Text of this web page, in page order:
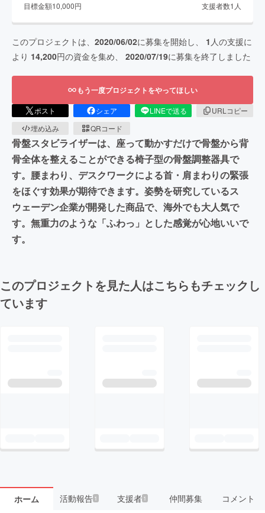
目標金額10,000円 支援者数1 人
このプロジェクトは、 2020/06/02に募集を開始し、 1 人の支援に
より 14,200円の資金を集め、 2020/07/19に募集を終了しました
もう一度プロジェクトをやってほしい
ポスト シェア LINEで送る
URLコピー
埋め込み
QRコード
骨盤スタビライザーは、座って動かすだけで骨盤から背
骨全体を整えることができる椅子型の骨盤調整器具で
す。腰まわり、デスクワークによる首・肩まわりの緊張
をほぐす効果が期待できます。姿勢を研究しているス
ウェーデン企業が開発した商品で、海外でも大人気で
す。無重力のような「ふわっ」とした感覚が心地いいで
す。
このプロジェクトを見た人はこちらもチェックし
ています
ホーム 活動報告1 支援者 1 仲間募集 コメント